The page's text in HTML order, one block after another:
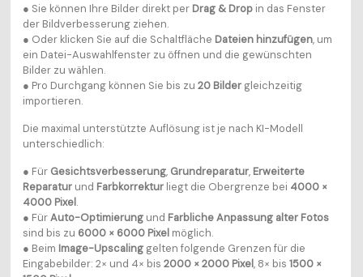
● Sie können Ihre Bilder direkt per Drag & Dropin das Fenster
der Bildverbesserung ziehen.
● Oder klicken Sie auf die Schaltfläche Dateien hinzufügen, um
ein Datei-Auswahlfenster zu öffnen und die gewünschten
Bilder zu wählen.
● Pro Durchgang können Sie bis zu 20 Bildergleichzeitig
importieren.
Die maximal unterstützte Auflösung ist je nach KI-Modell
unterschiedlich:
● Für Gesichtsverbesserung, Grundreparatur, Erweiterte
Reparaturund Farbkorrekturliegt die Obergrenze bei 4000 ×
4000 Pixel.
● FürAuto-Optimierungund Farbliche Anpassung alter Fotos
sind bis zu 6000 × 6000 Pixelmöglich.
● Beim Image-Upscalinggelten folgende Grenzen für die
Eingabebilder: 2× und 4× bis 2000 × 2000 Pixel, 8× bis 1500 ×